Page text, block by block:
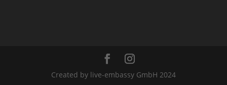
Created by live-embassy GmbH 2024